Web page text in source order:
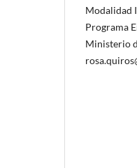
Modalidad
Programa
Ministerio